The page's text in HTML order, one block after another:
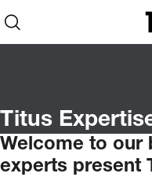
Open search
Titus
Welcome to our
experts present